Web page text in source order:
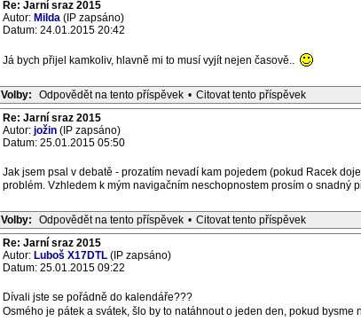
Re: Jarní sraz 2015
Autor: Milda (IP zapsáno)
Datum: 24.01.2015 20:42
Já bych přijel kamkoliv, hlavně mi to musí vyjít nejen časově..
Volby: Odpovědět na tento příspěvek • Citovat tento příspěvek
Re: Jarní sraz 2015
Autor: jožin (IP zapsáno)
Datum: 25.01.2015 05:50
Jak jsem psal v debatě - prozatím nevadí kam pojedem (pokud Racek
problém. Vzhledem k mým navigačním neschopnostem prosím o snadný
Volby: Odpovědět na tento příspěvek • Citovat tento příspěvek
Re: Jarní sraz 2015
Autor: Luboš X17DTL (IP zapsáno)
Datum: 25.01.2015 09:22
Dívali jste se pořádně do kalendáře???
Osmého je pátek a svátek, šlo by to natáhnout o jeden den, pokud bysme